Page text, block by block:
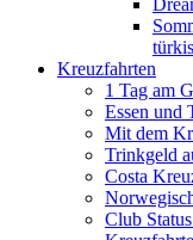
Kreuzfahrten
1 Tag am
Essen und
Mit dem
Trinkgeld
Costa
Club